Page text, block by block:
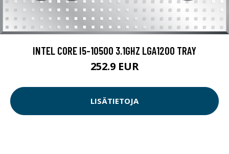
INTEL CORE I5-10500 3.1GHZ LGA1200 TRAY
252.9 EUR
LISÄTIETOJA